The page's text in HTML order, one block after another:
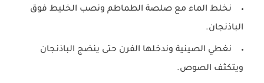
نخلط الماء مع صلصة الطماطم ونصب الخليط فوق
الباذنجان.
نغطي الصينية وندخلها الفرن حتى ينضج الباذنجان
ويتكثف الصوص.